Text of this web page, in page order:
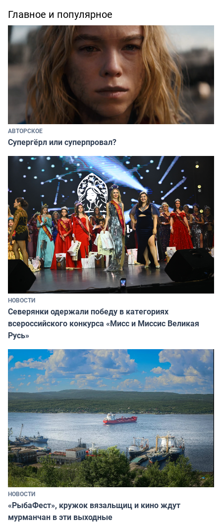
Главное и популярное
АВТОРСКОЕ
Супергёрл или суперпровал?
НОВОСТИ
Северянки одержали победу в категориях
всероссийского конкурса «Мисс и Миссис Великая
Русь»
НОВОСТИ
«РыбаФест», кружок вязальщиц и кино ждут
мурманчан в эти выходные